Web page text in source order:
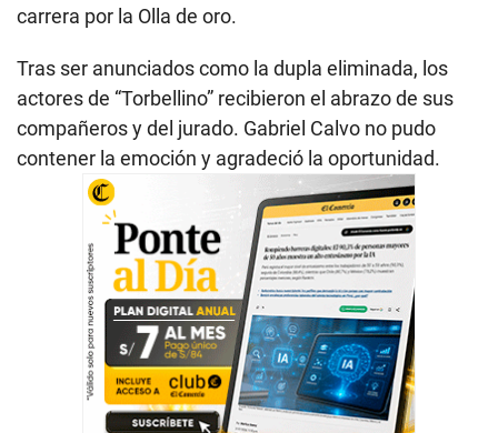
carrera por la Olla de oro.
Tras ser anunciados como la dupla eliminada, los
actores de “Torbellino” recibieron el abrazo de sus
compañeros y del jurado. Gabriel Calvo no pudo
contener la emoción y agradeció la oportunidad.